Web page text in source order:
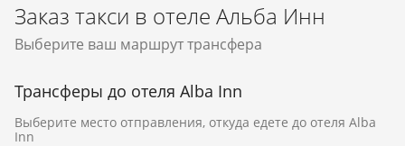
Заказ такси в отеле Альба Инн
Выберите ваш маршрут трансфера
Трансферы до отеля Alba Inn
Выберите место отправления, откуда едете до отеля Alba
Inn